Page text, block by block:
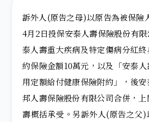
訴外人(原告之母)以原告為被保險
4月2日投保安泰人壽保險股份有
泰人壽重大疾病及特定傷病分紅
約保險金額10萬元，以及「安泰
用定額給付健康保險附約」，後
邦人壽保險股份有限公司合併，
壽概括承受。另訴外人(原告之父